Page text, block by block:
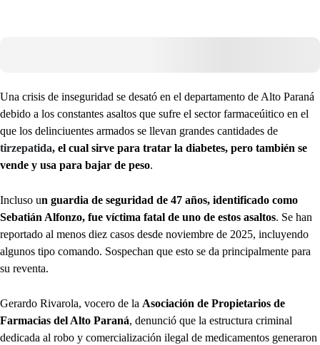
Una crisis de inseguridad se desató en el departamento de Alto Paraná
debido a los constantes asaltos que sufre el sector farmaceúitico en el
que los delinciuentes armados se llevan grandes cantidades de
tirzepatida, el cual sirve para tratar la diabetes, pero también se
vende y usa para bajar de peso.
Incluso un guardia de seguridad de 47 años, identificado como
Sebatián Alfonzo, fue víctima fatal de uno de estos asaltos. Se han
reportado al menos diez casos desde noviembre de 2025, incluyendo
algunos tipo comando. Sospechan que esto se da principalmente para
su reventa.
Gerardo Rivarola, vocero de la Asociación de Propietarios de
Farmacias del Alto Paraná, denunció que la estructura criminal
dedicada al robo y comercialización ilegal de medicamentos generaron